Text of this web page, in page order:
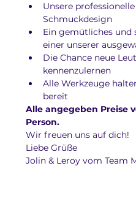
Unsere
Schmuckdesign
Ein gemütliches und
einer unserer
Die Chance neue
kennenzulernen
Alle Werkzeuge
bereit
Alle angegeben Preise
Person.
Wir freuen uns auf dich!
Liebe Grüße
Jolin & Leroy vom Team